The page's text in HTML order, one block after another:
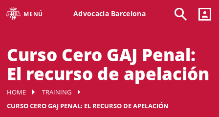
MENÚ Advocacia Barcelona
Curso Cero GAJ Penal:
El recurso de apelación
HOME
TRAINING
CURSO CERO GAJ PENAL: EL RECURSO DE APELACIÓN